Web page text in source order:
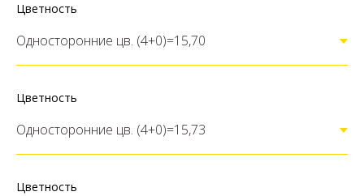
Цветность
Цветность
Цветность